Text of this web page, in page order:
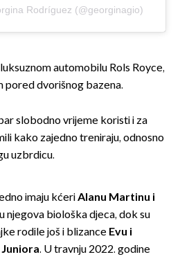
Rodríguez (@georginagio)
automobilu Rols Royce,
pored dvorišnog bazena.
slobodno vrijeme koristi i za
kako zajedno treniraju, odnosno
uzbrdicu.
imaju kćeriAlanu Martinu i
njegova biološka djeca, dok su
rodile još i blizance Evu i
. U travnju 2022. godine